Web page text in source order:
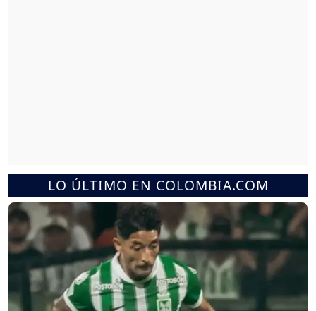
LO ÚLTIMO EN COLOMBIA.COM